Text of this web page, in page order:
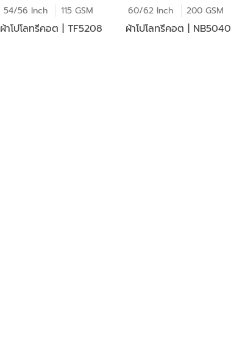
54/56 Inch 115 GSM
ผ้าโปโลทรีคอต | TF5208
60/62 Inch 200 GSM
ผ้าโปโลทรีคอต | NB5040